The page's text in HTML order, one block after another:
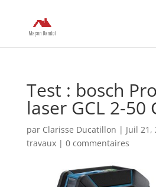
Test : bosch
laser GCL 2-50
par Clarisse Ducatillon | Juil 21,
travaux| 0 commentaires